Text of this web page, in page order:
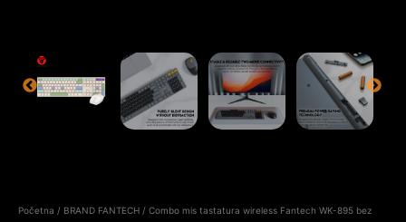
Početna / BRAND FANTECH / Combo mis tastatura wireless Fantech WK-895 bez